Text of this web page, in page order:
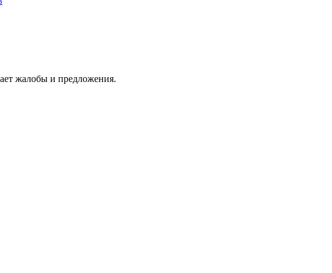
жалобы и предложения.